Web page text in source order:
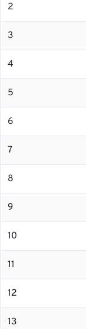
2
3
4
5
6
7
8
9
10
11
12
13